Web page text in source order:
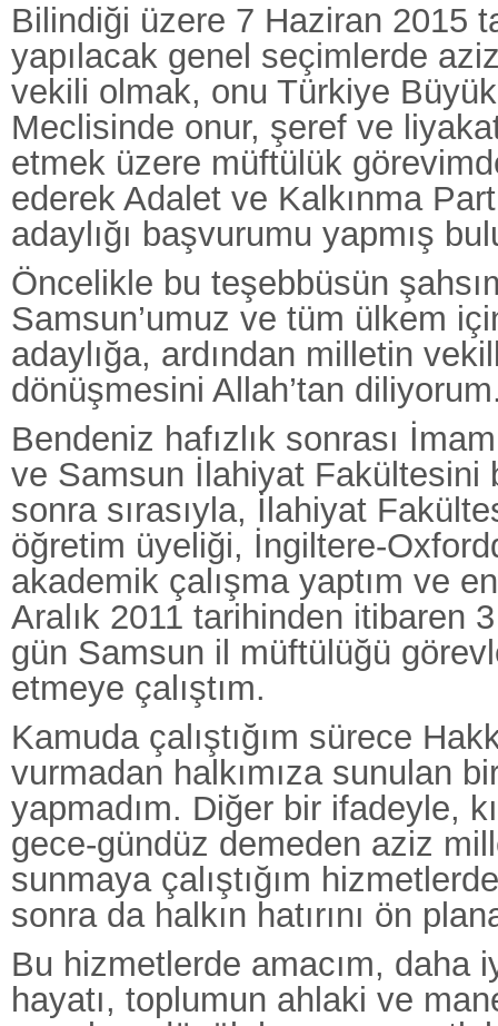
Bilindiği üzere 7 Haziran 2015
yapılacak genel seçimlerde
vekili olmak, onu Türkiye
Meclisinde onur, şeref ve
etmek üzere müftülük
ederek Adalet ve Kalkınma
adaylığı başvurumu yapmış
Öncelikle bu teşebbüsün
Samsun’umuz ve tüm ülkem
adaylığa, ardından milletin
dönüşmesini Allah’tan
Bendeniz hafızlık sonrası
ve Samsun İlahiyat Fakültesini
sonra sırasıyla, İlahiyat
öğretim üyeliği, İngiltere-
akademik çalışma yaptım ve
Aralık 2011 tarihinden itibaren
gün Samsun il müftülüğü
etmeye çalıştım.
Kamuda çalıştığım sürece
vurmadan halkımıza sunulan
yapmadım. Diğer bir ifadeyle,
gece-gündüz demeden aziz
sunmaya çalıştığım
sonra da halkın hatırını ön
Bu hizmetlerde amacım, daha
hayatı, toplumun ahlaki ve